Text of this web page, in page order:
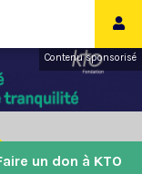
Contenu sponsorisé
un don à KTO